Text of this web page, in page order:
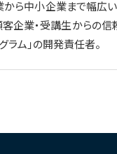
から中小企業まで幅広
客企業・受講生からの信
ム」の開発責任者。